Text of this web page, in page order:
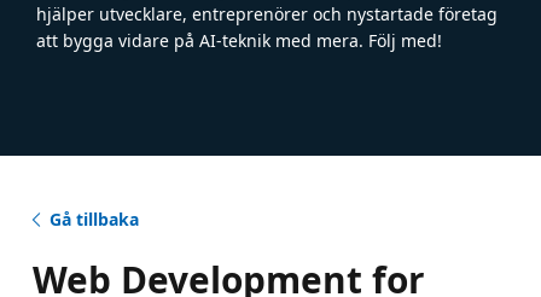
hjälper utvecklare, entreprenörer och nystartade företag
att bygga vidare på AI-teknik med mera. Följ med!
Gå tillbaka
Web Development for